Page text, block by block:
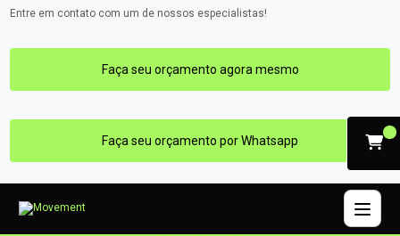
Entre em contato com um de nossos especialistas!
Faça seu orçamento agora mesmo
Faça seu orçamento por Whatsapp